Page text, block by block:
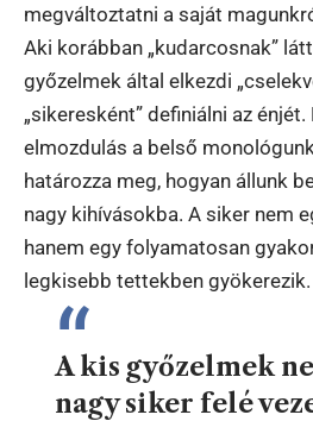
megváltoztatni a saját
Aki korábban „kudarcosnak”
győzelmek által elkezdi
„sikeresként” definiálni az énjét.
elmozdulás a belső
határozza meg, hogyan állunk
nagy kihívásokba. A siker nem
hanem egy folyamatosan
legkisebb tettekben gyökerezik.
A kis győzelmek
nagy siker felé